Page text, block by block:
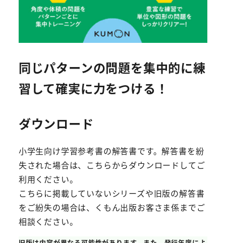
同じパターンの問題を集中的に練
習して確実に力をつける！
ダウンロード
小学生向け学習参考書の解答書です。解答書を紛
失された場合は、こちらからダウンロードしてご
利用ください。
こちらに掲載していないシリーズや旧版の解答書
をご紛失の場合は、くもん出版お客さま係までご
相談ください。